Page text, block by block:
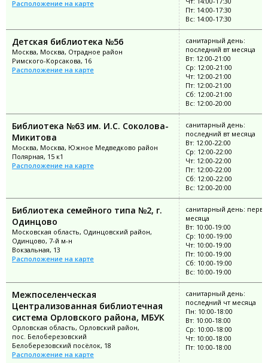
Расположение на карте
Пт: 14:00-17:30
Вс: 14:00-17:30
Детская библиотека №56
Москва, Москва, Отрадное район
Римского-Корсакова, 16
Расположение на карте
санитарный день:
последний вт месяца
Вт: 12:00-21:00
Ср: 12:00-21:00
Чт: 12:00-21:00
Пт: 12:00-21:00
Сб: 12:00-21:00
Вс: 12:00-20:00
Библиотека №63 им. И.С. Соколова-
Микитова
Москва, Москва, Южное Медведково район
Полярная, 15 к1
Расположение на карте
санитарный день:
последний вт месяца
Вт: 12:00-22:00
Ср: 12:00-22:00
Чт: 12:00-22:00
Пт: 12:00-22:00
Сб: 12:00-22:00
Вс: 12:00-20:00
Библиотека семейного типа №2, г.
Одинцово
Московская область, Одинцовский район,
Одинцово, 7-й м-н
Вокзальная, 13
Расположение на карте
санитарный день:
месяца
Вт: 10:00-19:00
Ср: 10:00-19:00
Чт: 10:00-19:00
Пт: 10:00-19:00
Сб: 10:00-19:00
Вс: 10:00-19:00
Межпоселенческая
Централизованная библиотечная
система Орловского района, МБУК
Орловская область, Орловский район,
пос. Белоберезовский
Белоберезовский посёлок, 18
Расположение на карте
санитарный день:
последний чт месяца
Пн: 10:00-18:00
Вт: 10:00-18:00
Ср: 10:00-18:00
Чт: 10:00-18:00
Пт: 10:00-18:00